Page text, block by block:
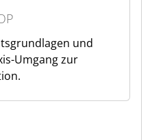
und
Umgang zur